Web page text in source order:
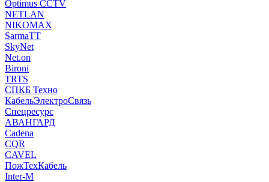
Optimus CCTV
NETLAN
NIKOMAX
SarmaTT
SkyNet
Net.on
Bironi
TRTS
СПКБ Техно
КабельЭлектроСвязь
Спецресурс
АВАНГАРД
Cadena
CQR
CAVEL
ПожТехКабель
Inter-M